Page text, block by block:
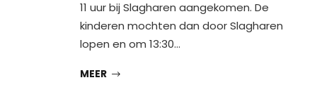
11 uur bij Slagharen aangekomen. De
kinderen mochten dan door Slagharen
lopen en om 13:30…
MEER